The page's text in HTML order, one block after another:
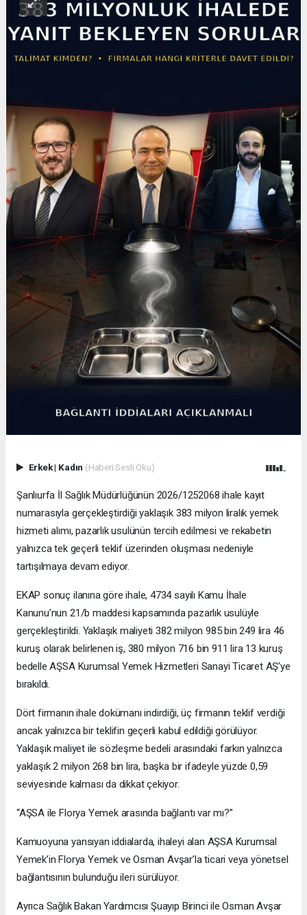
Erkek| Kadın (Haberi Sesli Oku)
Şanlıurfa İl Sağlık Müdürlüğünün 2026/1252068 ihale kayıt
numarasıyla gerçekleştirdiği yaklaşık 383 milyon liralık yemek
hizmeti alımı, pazarlık usulünün tercih edilmesi ve rekabetin
yalnızca tek geçerli teklif üzerinden oluşması nedeniyle
tartışılmaya devam ediyor.
EKAP sonuç ilanına göre ihale, 4734 sayılı Kamu İhale
Kanunu’nun 21/b maddesi kapsamında pazarlık usulüyle
gerçekleştirildi. Yaklaşık maliyeti 382 milyon 985 bin 249 lira 46
kuruş olarak belirlenen iş, 380 milyon 716 bin 911 lira 13 kuruş
bedelle AŞSA Kurumsal Yemek Hizmetleri Sanayi Ticaret AŞ’ye
bırakıldı.
Dört firmanın ihale dokümanı indirdiği, üç firmanın teklif verdiği
ancak yalnızca bir teklifin geçerli kabul edildiği görülüyor.
Yaklaşık maliyet ile sözleşme bedeli arasındaki farkın yalnızca
yaklaşık 2 milyon 268 bin lira, başka bir ifadeyle yüzde 0,59
seviyesinde kalması da dikkat çekiyor.
“AŞSA ile Florya Yemek arasında bağlantı var mı?”
Kamuoyuna yansıyan iddialarda, ihaleyi alan AŞSA Kurumsal
Yemek’in Florya Yemek ve Osman Avşar’la ticari veya yönetsel
bağlantısının bulunduğu ileri sürülüyor.
Ayrıca Sağlık Bakan Yardımcısı Şuayıp Birinci ile Osman Avşar